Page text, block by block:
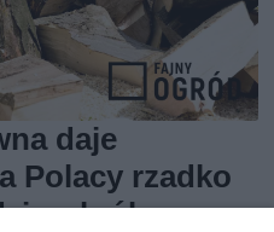
daje
Polacy rzadko
król